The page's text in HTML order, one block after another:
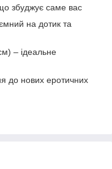
збуджує саме вас
на дотик та
– ідеальне
до нових еротичних